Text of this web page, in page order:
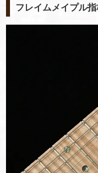
フレイムメイプル